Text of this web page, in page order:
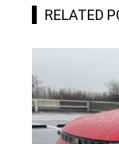
RELATED